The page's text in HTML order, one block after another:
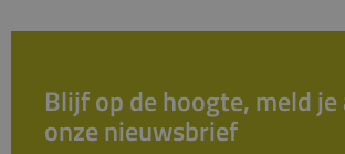
Blijf op de hoogte, meld
onze nieuwsbrief